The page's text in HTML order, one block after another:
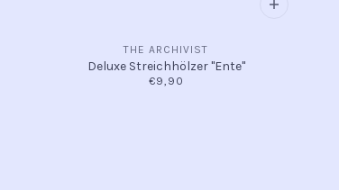
THE ARCHIVIST
Deluxe Streichhölzer "Ente"
€9,90